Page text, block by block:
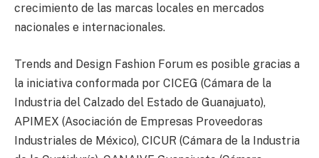
crecimiento de las marcas locales en mercados
nacionales e internacionales.
Trends and Design Fashion Forum es posible gracias a
la iniciativa conformada por CICEG (Cámara de la
Industria del Calzado del Estado de Guanajuato),
APIMEX (Asociación de Empresas Proveedoras
Industriales de México), CICUR (Cámara de la Industria